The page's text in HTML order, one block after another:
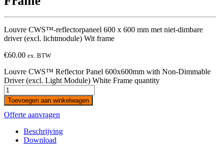
Louvre CWS™-reflectorpaneel 600 x 600 mm met niet-dimbare
driver (excl. lichtmodule) Wit frame
€60.00 ex. BTW
Louvre CWS™ Reflector Panel 600x600mm with Non-Dimmable
Driver (excl. Light Module) White Frame quantity
Toevoegen aan winkelwagen
Offerte aanvragen
Beschrijving
Download